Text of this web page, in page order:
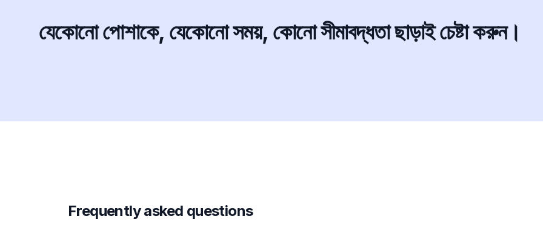
যেকোনো পোশাকে, যেকোনো সময়, কোনো সীমাবদ্ধতা ছাড়াই চেষ্টা করুন।
Frequently asked questions